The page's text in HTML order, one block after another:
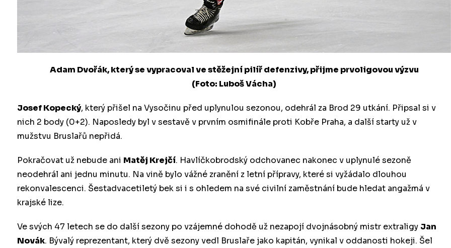
Adam Dvořák, který se vypracoval ve stěžejní pilíř defenzivy, přijme prvoligovou výzvu
(Foto: Luboš Vácha)
Josef Kopecký, který přišel na Vysočinu před uplynulou sezonou, odehrál za Brod 29 utkání. Připsal si v
nich 2 body (0+2). Naposledy byl v sestavě v prvním osmifinále proti Kobře Praha, a další starty už v
mužstvu Bruslařů nepřidá.
Pokračovat už nebude ani Matěj Krejčí. Havlíčkobrodský odchovanec nakonec v uplynulé sezoně
neodehrál ani jednu minutu. Na vině bylo vážné zranění z letní přípravy, které si vyžádalo dlouhou
rekonvalescenci. Šestadvacetiletý bek si i s ohledem na své civilní zaměstnání bude hledat angažmá v
krajské lize.
Ve svých 47 letech se do další sezony po vzájemné dohodě už nezapojí dvojnásobný mistr extraligy Jan
Novák. Bývalý reprezentant, který dvě sezony vedl Bruslaře jako kapitán, vynikal v oddanosti hokeji. Šel